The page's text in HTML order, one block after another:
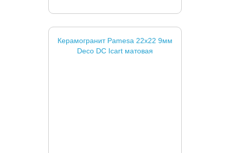
Керамогранит Pamesa 22x22 9мм
Deco DC Icart матовая